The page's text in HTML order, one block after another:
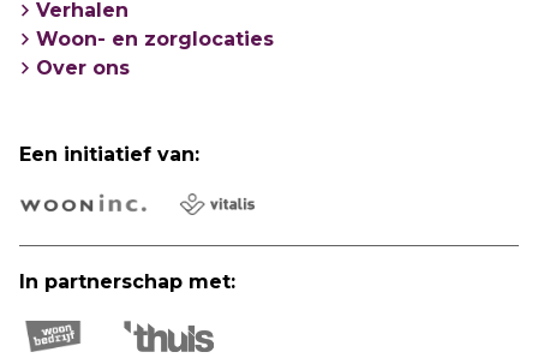
Verhalen
Woon- en zorglocaties
Over ons
Een initiatief van:
In partnerschap met: